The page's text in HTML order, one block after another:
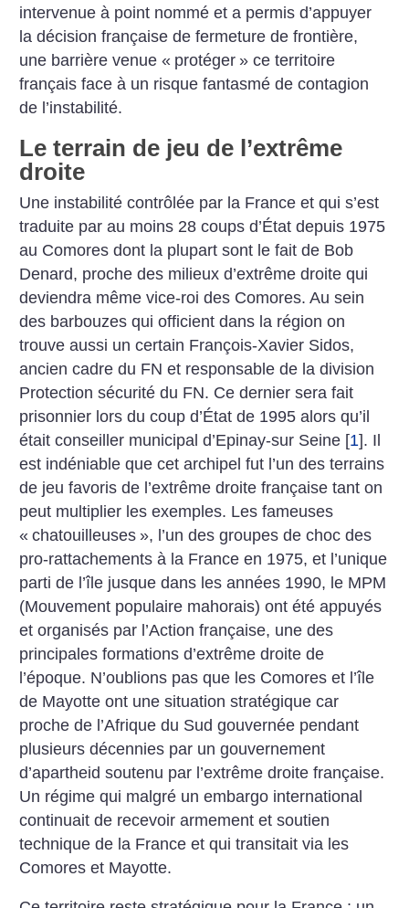
intervenue à point nommé et a permis d’appuyer
la décision française de fermeture de frontière,
une barrière venue « protéger » ce territoire
français face à un risque fantasmé de contagion
de l’instabilité.
Le terrain de jeu de l’extrême
droite
Une instabilité contrôlée par la France et qui s’est
traduite par au moins 28 coups d’État depuis 1975
au Comores dont la plupart sont le fait de Bob
Denard, proche des milieux d’extrême droite qui
deviendra même vice-roi des Comores. Au sein
des barbouzes qui officient dans la région on
trouve aussi un certain François-Xavier Sidos,
ancien cadre du FN et responsable de la division
Protection sécurité du FN. Ce dernier sera fait
prisonnier lors du coup d’État de 1995 alors qu’il
était conseiller municipal d’Epinay-sur Seine [1]. Il
est indéniable que cet archipel fut l’un des terrains
de jeu favoris de l’extrême droite française tant on
peut multiplier les exemples. Les fameuses
« chatouilleuses », l’un des groupes de choc des
pro-rattachements à la France en 1975, et l’unique
parti de l’île jusque dans les années 1990, le MPM
(Mouvement populaire mahorais) ont été appuyés
et organisés par l’Action française, une des
principales formations d’extrême droite de
l’époque. N’oublions pas que les Comores et l’île
de Mayotte ont une situation stratégique car
proche de l’Afrique du Sud gouvernée pendant
plusieurs décennies par un gouvernement
d’apartheid soutenu par l’extrême droite française.
Un régime qui malgré un embargo international
continuait de recevoir armement et soutien
technique de la France et qui transitait via les
Comores et Mayotte.